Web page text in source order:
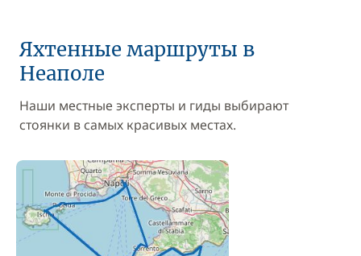
Яхтенные маршруты в
Неаполе
Наши местные эксперты и гиды выбирают
стоянки в самых красивых местах.